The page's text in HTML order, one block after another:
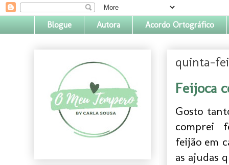
Blogue Autora Acordo Ortográfico
quinta-
Feijoca
Gosto
comprei
feijão em
as ajudas